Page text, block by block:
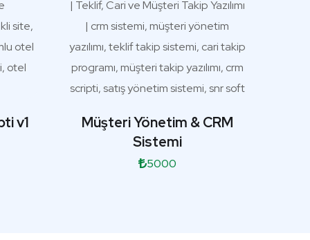
v1
Müşteri Yönetim & CRM
Sistemi
5000